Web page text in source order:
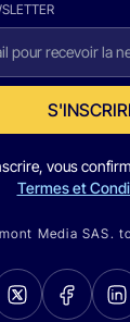
vous
Termes et
Media SAS.